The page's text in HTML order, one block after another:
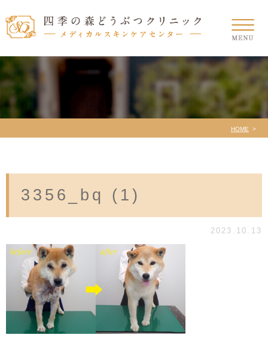
HOME
3356_bq (1)
2023.10.13